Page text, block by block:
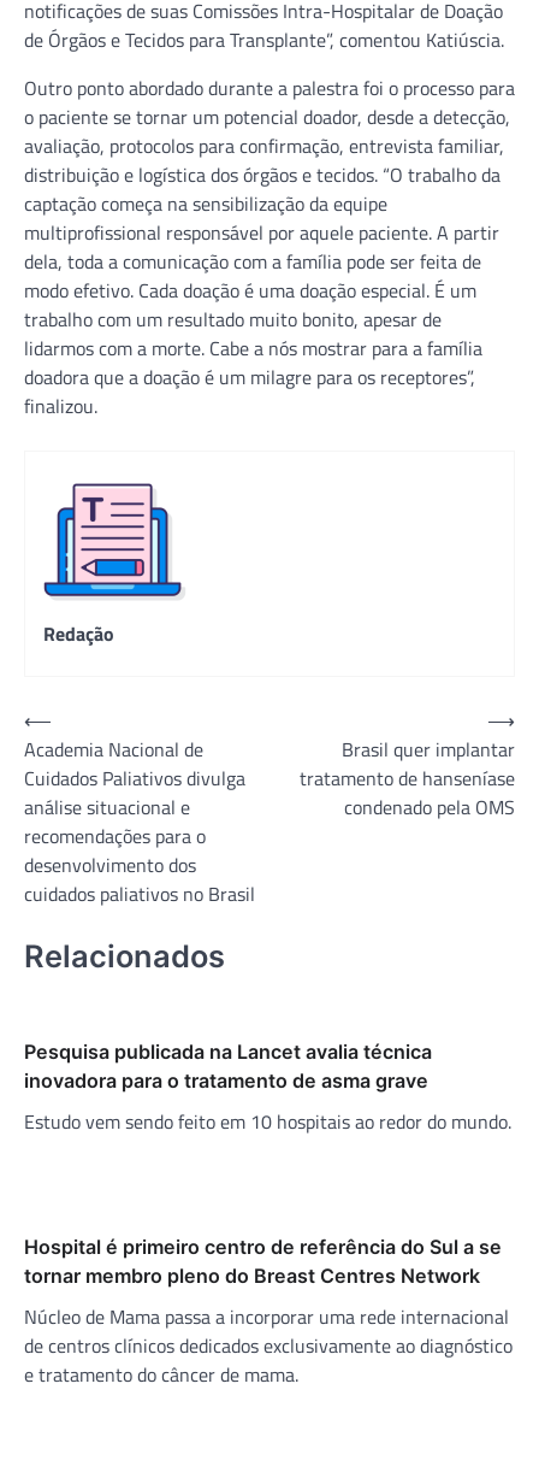
notificações de suas Comissões Intra-Hospitalar de Doação
de Órgãos e Tecidos para Transplante”, comentou Katiúscia.
Outro ponto abordado durante a palestra foi o processo para
o paciente se tornar um potencial doador, desde a detecção,
avaliação, protocolos para confirmação, entrevista familiar,
distribuição e logística dos órgãos e tecidos. “O trabalho da
captação começa na sensibilização da equipe
multiprofissional responsável por aquele paciente. A partir
dela, toda a comunicação com a família pode ser feita de
modo efetivo. Cada doação é uma doação especial. É um
trabalho com um resultado muito bonito, apesar de
lidarmos com a morte. Cabe a nós mostrar para a família
doadora que a doação é um milagre para os receptores”,
finalizou.
Redação
Navegação
de
Post
⟵
Academia Nacional de
Cuidados Paliativos divulga
análise situacional e
recomendações para o
desenvolvimento dos
cuidados paliativos no Brasil
Brasil quer implantar
tratamento de hanseníase
condenado pela OMS
⟶
Relacionados
Pesquisa publicada na Lancet avalia técnica
inovadora para o tratamento de asma grave
Estudo vem sendo feito em 10 hospitais ao redor do mundo.
Hospital é primeiro centro de referência do Sul a se
tornar membro pleno do Breast Centres Network
Núcleo de Mama passa a incorporar uma rede internacional
de centros clínicos dedicados exclusivamente ao diagnóstico
e tratamento do câncer de mama.